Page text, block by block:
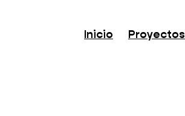
Inicio Proyectos